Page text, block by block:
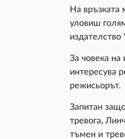
На връзката
уловиш
издателство
За човека на
интересува
режисьорът.
Запитан
тревога,
тъмен и